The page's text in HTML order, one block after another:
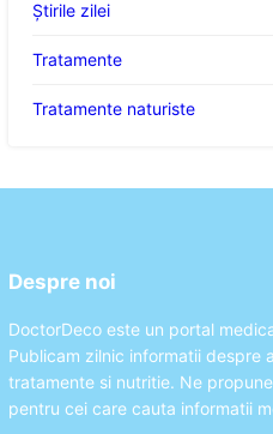
Știrile zilei
Tratamente
Tratamente naturiste
Despre noi
DoctorDeco este un portal
Publicam zilnic informatii despre
tratamente si nutritie. Ne
pentru cei care cauta informatii